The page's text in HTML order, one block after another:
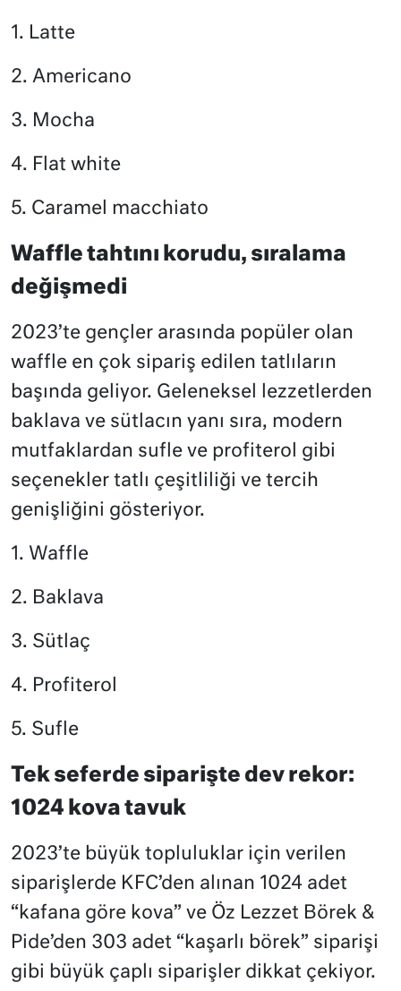
1. Latte
2. Americano
3. Mocha
4. Flat white
5. Caramel macchiato
Waffle tahtını korudu, sıralama
değişmedi
2023’te gençler arasında popüler olan
waffle en çok sipariş edilen tatlıların
başında geliyor. Geleneksel lezzetlerden
baklava ve sütlacın yanı sıra, modern
mutfaklardan sufle ve profiterol gibi
seçenekler tatlı çeşitliliği ve tercih
genişliğini gösteriyor.
1. Waffle
2. Baklava
3. Sütlaç
4. Profiterol
5. Sufle
Tek seferde siparişte dev rekor:
1024 kova tavuk
2023’te büyük topluluklar için verilen
siparişlerde KFC’den alınan 1024 adet
“kafana göre kova” ve Öz Lezzet Börek &
Pide’den 303 adet “kaşarlı börek” siparişi
gibi büyük çaplı siparişler dikkat çekiyor.